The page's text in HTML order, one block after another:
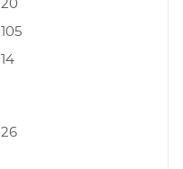
20
105
14
26